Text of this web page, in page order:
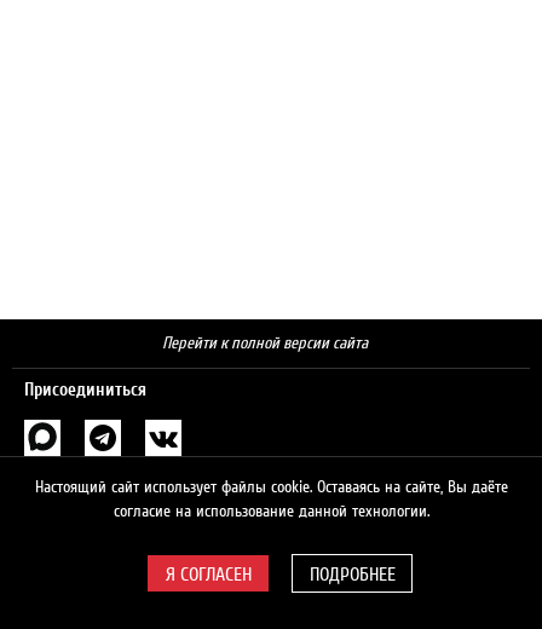
Перейти к полной версии сайта
Присоединиться
Поиск
Настоящий сайт использует файлы cookie. Оставаясь на сайте, Вы даёте
согласие на использование данной технологии.
ПОДРОБНЕЕ